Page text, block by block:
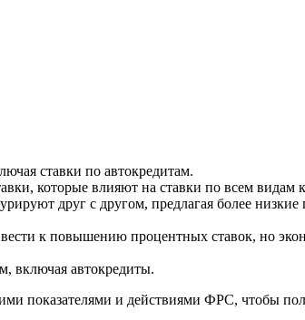
ставки по автокредитам.
которые влияют на ставки по всем видам
друг с другом, предлагая более
к повышению процентных ставок, но
включая автокредиты.
показателями и действиями ФРС, чтобы